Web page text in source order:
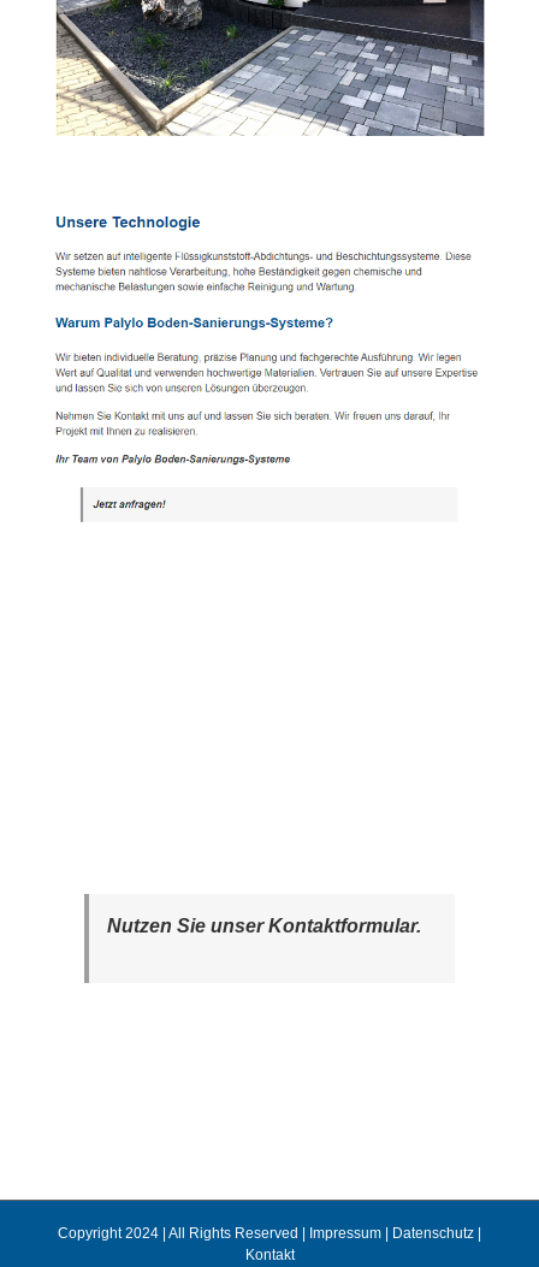
Nutzen Sie unser Kontaktformular.
Copyright 2024 | All Rights Reserved | Impressum Datenschutz
Kontakt